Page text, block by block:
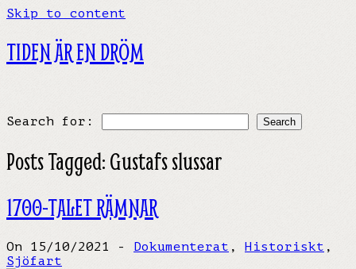
Skip to content
TIDEN ÄR EN DRÖM
Search for:
Posts Tagged:Gustafs slussar
1700-TALET RÄMNAR
On 15/10/2021 - Dokumenterat , Historiskt ,
Sjöfart